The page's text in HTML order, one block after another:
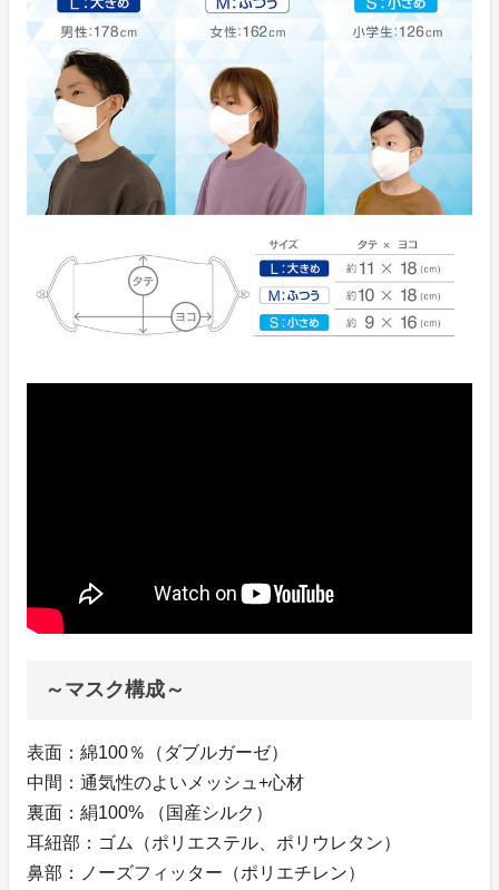
～マスク構成～
表面：綿100％（ダブルガーゼ）
中間：通気性のよいメッシュ+心材
裏面：絹100% （国産シルク）
耳紐部：ゴム（ポリエステル、ポリウレタン）
鼻部：ノーズフィッター（ポリエチレン）